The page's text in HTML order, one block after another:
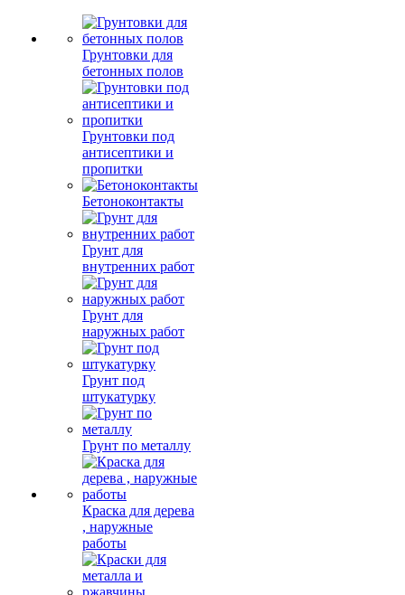
Грунтовки для
бетонных полов
Грунтовки под
антисептики и
пропитки
Бетоноконтакты
Грунт для
внутренних работ
Грунт для
наружных работ
Грунт под
штукатурку
Грунт по металлу
Краска для дерева
, наружные
работы